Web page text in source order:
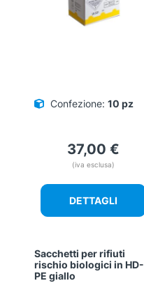
Confezione: 10 pz
37,00 €
(iva esclusa)
DETTAGLI
Sacchetti per rifiuti
rischio biologici in HD-
PE giallo